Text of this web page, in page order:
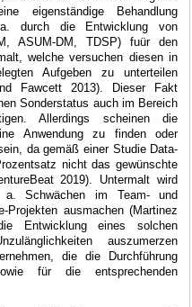
eigenständige Behandlung
durch die Entwicklung von
ASUM-DM, TDSP) fuür den
welche versuchen diesen in
Aufgeben zu unterteilen
Fawcett 2013). Dieser Fakt
Sonderstatus auch im Bereich
Allerdings scheinen die
Anwendung zu finden oder
da gemäß einer Studie Data-
nicht das gewünschte
2019). Untermalt wird
Schwächen im Team- und
Projekten ausmachen (Martinez
Entwicklung eines solchen
auszumerzen
die die Durchführung
für die entsprechenden